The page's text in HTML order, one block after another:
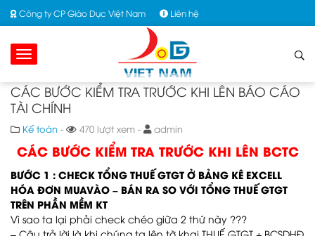
Công ty CP Giáo Dục Việt Nam Liên hệ
CÁC BƯỚC KIỂM TRA TRƯỚC KHI LÊN BÁO CÁO
TÀI CHÍNH
Kế toán - 470 lượt xem - admin
CÁC BƯỚC KIỂM TRA TRƯỚC KHI LÊN BCTC
BƯỚC 1 : CHECK TỔNG THUẾ GTGT Ở BẢNG KÊ EXCELL
HÓA ĐƠN MUAVÀO – BÁN RA SO VỚI TỔNG THUẾ GTGT
TRÊN PHẦN MỀM KT
Vì sao ta lại phải check chéo giữa 2 thứ này ???